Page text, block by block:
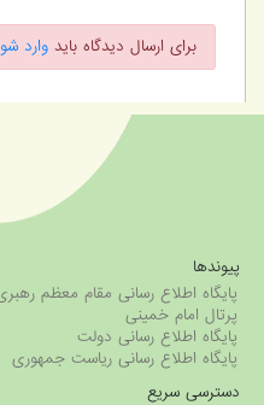
برای ارسال دیدگاه بایدوارد شوید
پیوندها
پایگاه اطلاع رسانی مقام معظم رهبری
پرتال امام خمینی
پایگاه اطلاع رسانی دولت
پایگاه اطلاع رسانی ریاست جمهوری
دسترسی سریع